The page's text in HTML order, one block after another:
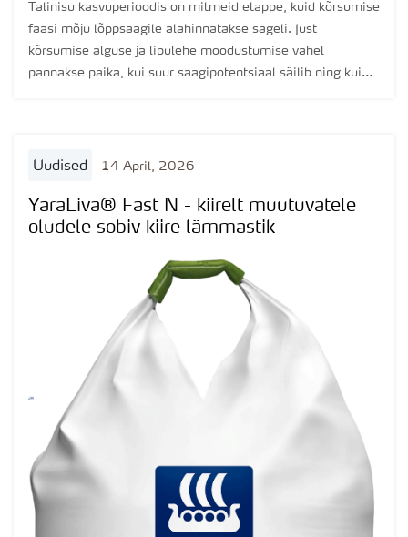
Talinisu kasvuperioodis on mitmeid etappe, kuid kõrsumise
faasi mõju lõppsaagile alahinnatakse sageli. Just
kõrsumise alguse ja lipulehe moodustumise vahel
pannakse paika, kui suur saagipotentsiaal säilib ning kui
uudised 14 April, 2026
YaraLiva® Fast N - kiirelt muutuvatele
oludele sobiv kiire lämmastik